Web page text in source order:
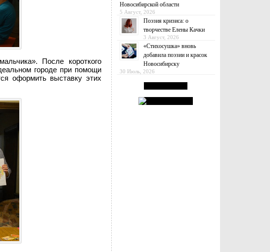
После короткого
городе при помощи
оформить выставку этих
Новосибирской области
5 Август, 2026
Поэзия кризиса: о
творчестве Елены Качки
3 Август, 2026
«Стихосушка» вновь
добавила поэзии и красок
Новосибирску
30 Июль, 2026